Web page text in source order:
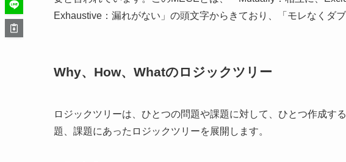
Exhaustive：漏れがない」の頭文字からきており、「モレなくダ
Why、How、Whatのロジックツリー
ロジックツリーは、ひとつの問題や課題に対して、ひとつ作成す
題、課題にあったロジックツリーを展開します。